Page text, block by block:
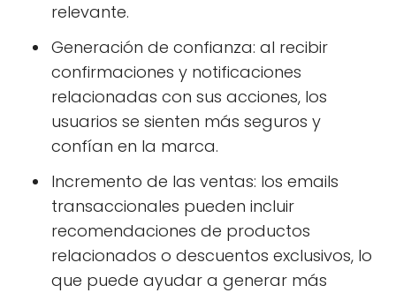
relevante.
Generación de confianza: al recibir
confirmaciones y notificaciones
relacionadas con sus acciones, los
usuarios se sienten más seguros y
confían en la marca.
Incremento de las ventas: los emails
transaccionales pueden incluir
recomendaciones de productos
relacionados o descuentos exclusivos, lo
que puede ayudar a generar más